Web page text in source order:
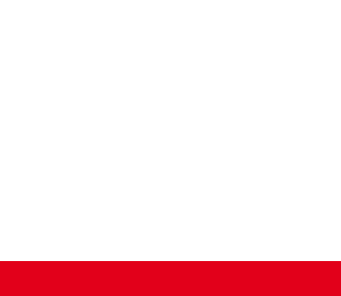
Datenschutzerklärung
Datenschutzerklärung